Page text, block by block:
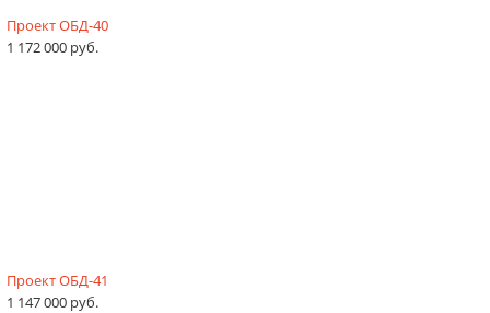
Проект ОБД-40
1 172 000 руб.
Проект ОБД-41
1 147 000 руб.